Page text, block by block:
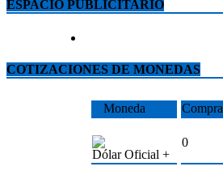
ESPACIO PUBLICITARIO
COTIZACIONES DE MONEDAS
Moneda Compra
Dólar Oficial +
0